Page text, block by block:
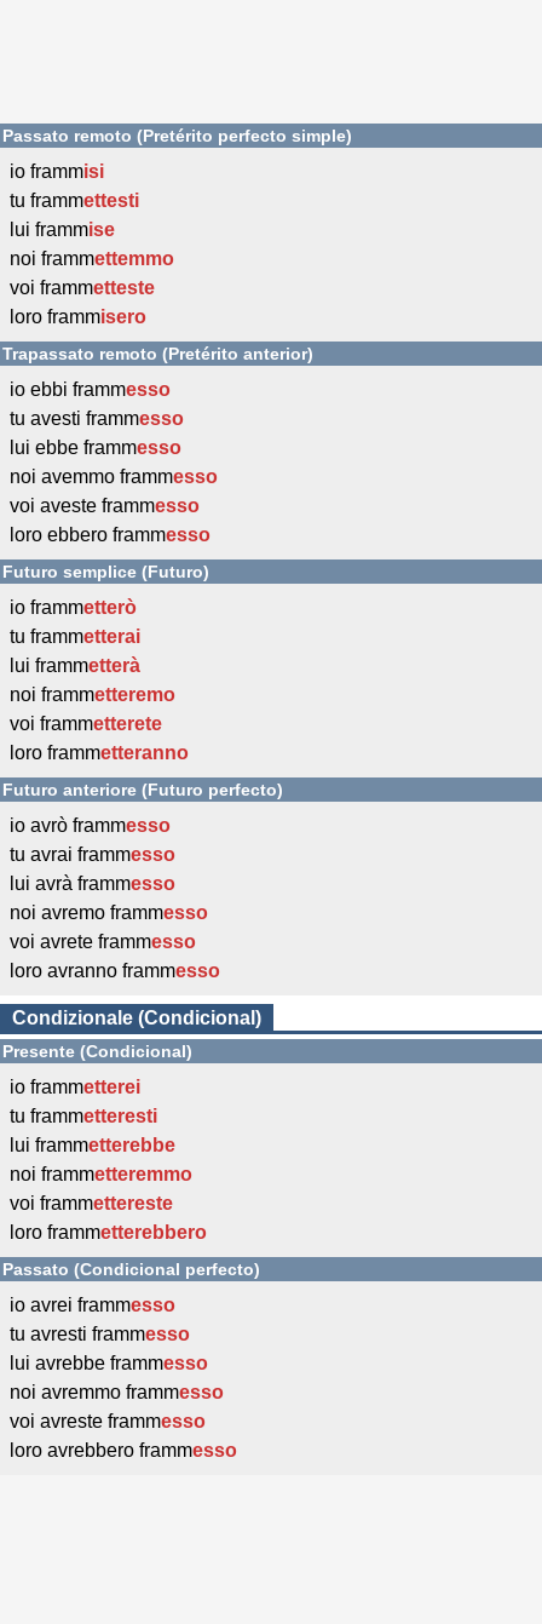
Passato remoto (Pretérito perfecto simple)
io frammisi
tu frammettesti
lui frammise
noi frammettemmo
voi frammetteste
loro frammisero
Trapassato remoto (Pretérito anterior)
io ebbi frammesso
tu avesti frammesso
lui ebbe frammesso
noi avemmo frammesso
voi aveste frammesso
loro ebbero frammesso
Futuro semplice (Futuro)
io frammetterò
tu frammetterai
lui frammetterà
noi frammetteremo
voi frammetterete
loro frammetteranno
Futuro anteriore (Futuro perfecto)
io avrò frammesso
tu avrai frammesso
lui avrà frammesso
noi avremo frammesso
voi avrete frammesso
loro avranno frammesso
Condizionale (Condicional)
Presente (Condicional)
io frammetterei
tu frammetteresti
lui frammetterebbe
noi frammetteremmo
voi frammettereste
loro frammetterebbero
Passato (Condicional perfecto)
io avrei frammesso
tu avresti frammesso
lui avrebbe frammesso
noi avremmo frammesso
voi avreste frammesso
loro avrebbero frammesso